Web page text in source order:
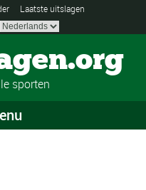
Laatste uitslagen
sporten